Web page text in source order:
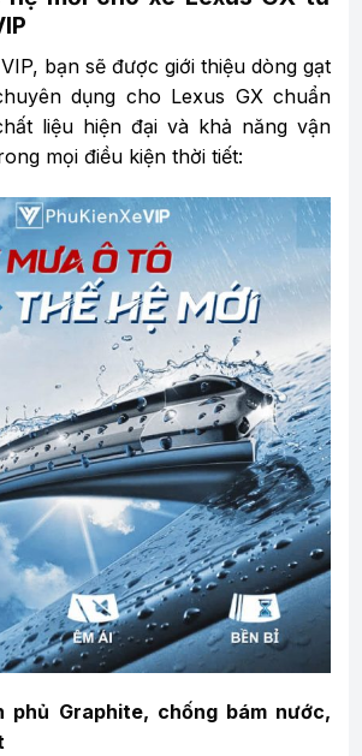
bạn sẽ được giới thiệu dòng gạt
dụng cho Lexus GX chuẩn
liệu hiện đại và khả năng vận
mọi điều kiện thời tiết:
phủ Graphite, chống bám nước,